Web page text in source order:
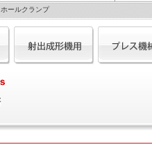
ホールクランプ